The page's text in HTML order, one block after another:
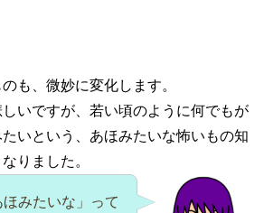
も、微妙に変化します。
いですが、若い頃のように何でもが
いという、あほみたいな怖いもの知
りました。
みたいな」って